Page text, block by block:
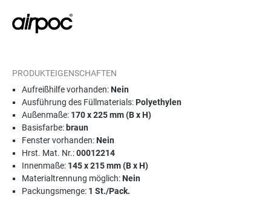
PRODUKTEIGENSCHAFTEN
Aufreißhilfe vorhanden:Nein
Ausführung des Füllmaterials:Polyethylen
Außenmaße: 170 x 225 mm (B x H)
Basisfarbe: braun
Fenster vorhanden:Nein
Hrst. Mat. Nr.:00012214
Innenmaße: 145 x 215 mm (B x H)
Materialtrennung möglich:Nein
Packungsmenge: 1 St./Pack.